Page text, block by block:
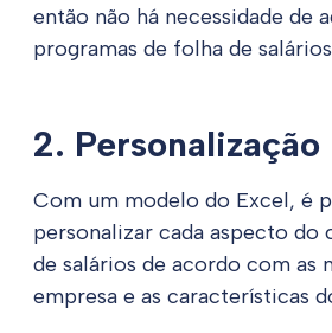
então não há necessidade de
programas de folha de
2. Personalização
Com um modelo do Excel, é
personalizar cada aspecto do
de salários de acordo com as
empresa e as características